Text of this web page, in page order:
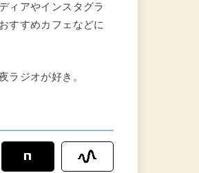
ィアやインスタグラ
すすめカフェなどに
ラジオが好き。